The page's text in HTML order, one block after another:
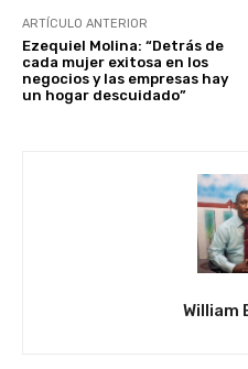
ARTÍCULO ANTERIOR
Ezequiel Molina: “Detrás de
cada mujer exitosa en los
negocios y las empresas hay
un hogar descuidado”
William